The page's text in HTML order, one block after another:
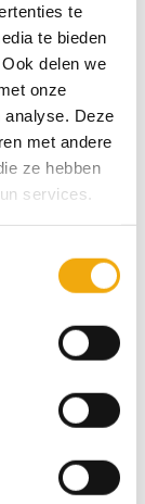
te
te bieden
delen we
onze
analyse. Deze
met andere
ze hebben
services.
x 23 cm. Je
en
komen krijg